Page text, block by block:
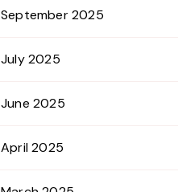
September 2025
July 2025
June 2025
April 2025